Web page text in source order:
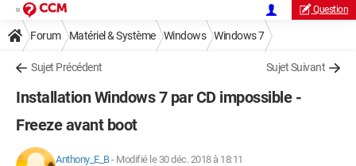
Question
Forum Matériel & Système Windows Windows 7
Sujet Précédent Sujet Suivant
Installation Windows 7 par CD impossible -
Freeze avant boot
Anthony_E_B- Modifié le 30 déc. 2018 à 18:11